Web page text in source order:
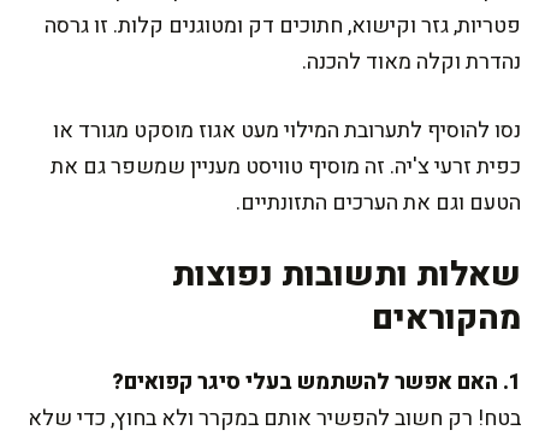
פטריות, גזר וקישוא, חתוכים דק ומטוגנים קלות. זו גרסה
נהדרת וקלה מאוד להכנה.
נסו להוסיף לתערובת המילוי מעט אגוז מוסקט מגורד או
כפית זרעי צ'יה. זה מוסיף טוויסט מעניין שמשפר גם את
הטעם וגם את הערכים התזונתיים.
שאלות ותשובות נפוצות
מהקוראים
1. האם אפשר להשתמש בעלי סיגר קפואים?
בטח! רק חשוב להפשיר אותם במקרר ולא בחוץ, כדי שלא